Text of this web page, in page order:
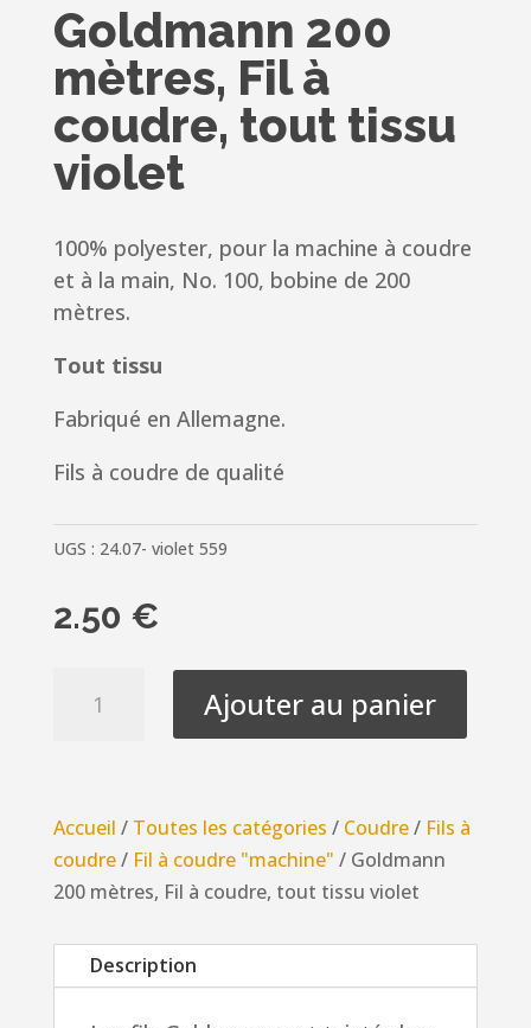
Goldmann 200
mètres, Fil à
coudre, tout tissu
violet
100% polyester, pour la machine à coudre
et à la main, No. 100, bobine de 200
mètres.
Tout tissu
Fabriqué en Allemagne.
Fils à coudre de qualité
UGS : 24.07- violet 559
2.50 €
Fil
à
coudre,
tout
tissu
Ajouter au panier
Accueil / Toutes les catégories / Coudre/ Fils à
coudre/ Fil à coudre "machine" / Goldmann
200 mètres, Fil à coudre, tout tissu violet
Description